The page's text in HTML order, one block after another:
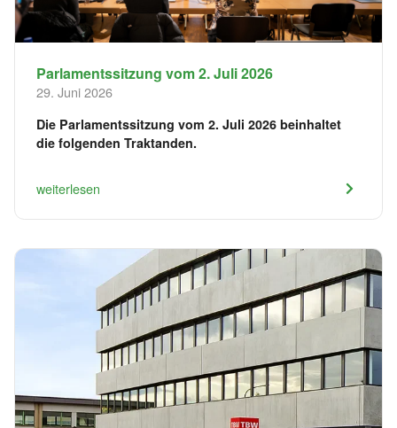
Parlamentssitzung vom 2. Juli 2026
29. Juni 2026
Die Parlamentssitzung vom 2. Juli 2026 beinhaltet
die folgenden Traktanden.
weiterlesen